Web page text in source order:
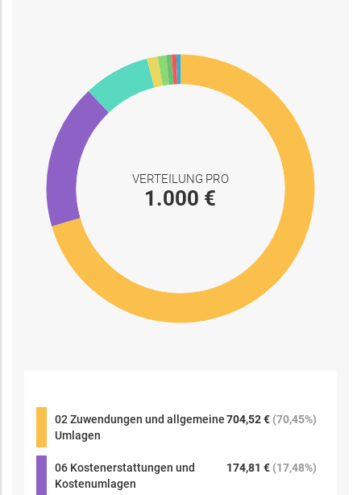
VERTEILUNG PRO
1.000 €
02 Zuwendungen und allgemeine
Umlagen
704,52 € (70,45%)
06 Kostenerstattungen und
Kostenumlagen
174,81 € (17,48%)